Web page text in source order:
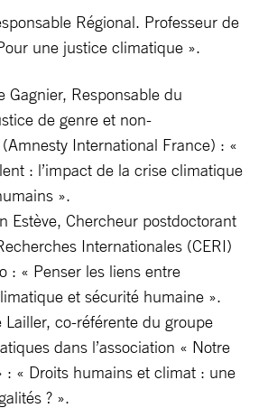
Régional. Professeur de
une justice climatique ».
Gagnier, Responsable du
de genre et non-
International France) : «
: l’impact de la crise climatique
».
Estève, Chercheur postdoctorant
Internationales (CERI)
: « Penser les liens entre
et sécurité humaine ».
Lailler, co-référente du groupe
dans l’association « Notre
: « Droits humains et climat : une
? ».